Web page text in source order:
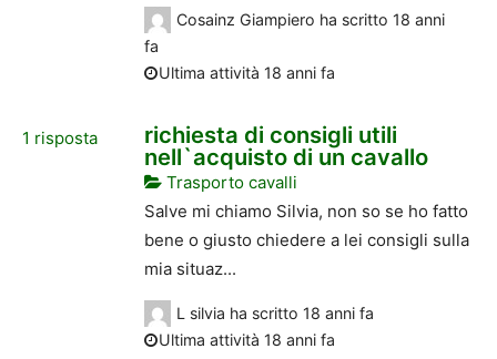
Cosainz Giampiero ha scritto 18 anni
fa
Ultima attività 18 anni fa
1 risposta
richiesta di consigli utili
nell`acquisto di un cavallo
Trasporto cavalli
Salve mi chiamo Silvia, non so se ho fatto
bene o giusto chiedere a lei consigli sulla
mia situaz...
L silvia ha scritto 18 anni fa
Ultima attività 18 anni fa